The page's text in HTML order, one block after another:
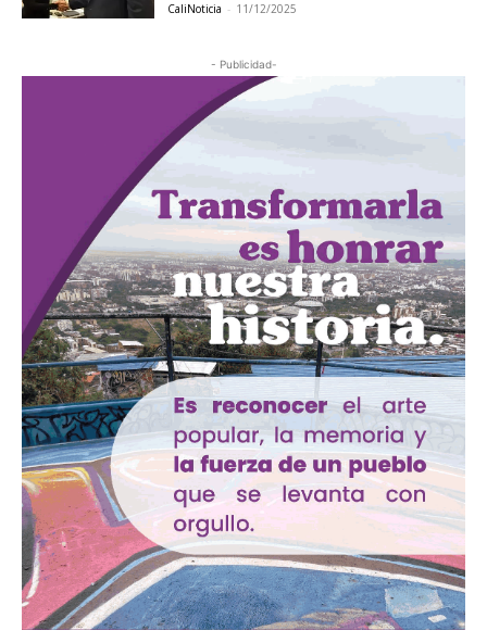
CaliNoticia - 11/12/2025
- Publicidad-